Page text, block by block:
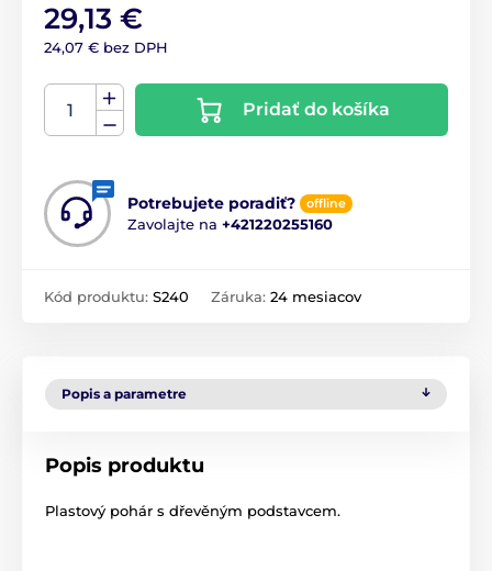
29,13 €
24,07 € bez DPH
Pridať do košíka
Potrebujete poradiť? offline
Zavolajte na +421220255160
Kód produktu: S240 Záruka: 24 mesiacov
Popis a parametre
Popis produktu
Plastový pohár s dřevěným podstavcem.